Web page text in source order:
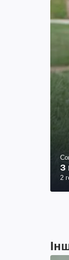
З
2